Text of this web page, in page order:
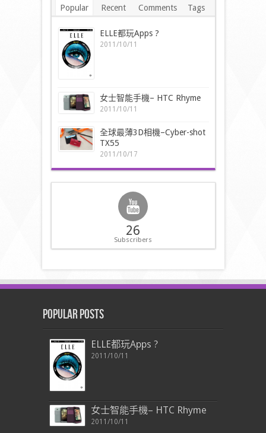
Popular Recent Comments Tags
ELLE都玩Apps ?
2011/10/11
女士智能手機– HTC Rhyme
2011/10/11
全球最薄3D相機–Cyber-shot
TX55
2011/10/17
26
Subscribers
Popular Posts
ELLE都玩Apps ?
2011/10/11
女士智能手機– HTC Rhyme
2011/10/11